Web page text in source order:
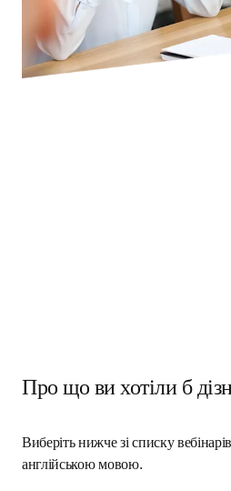
Про що ви хотіли б
Виберіть нижче зі списку
англійською мовою.